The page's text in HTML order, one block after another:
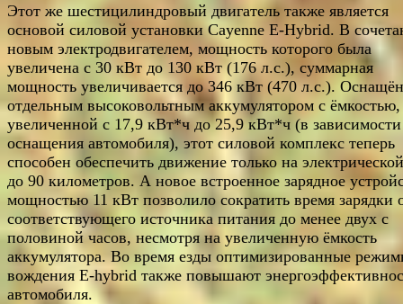
Этот же шестицилиндровый двигатель также является
основой силовой установки Cayenne E-Hybrid. В
новым электродвигателем, мощность которого была
увеличена с 30 кВт до 130 кВт (176 л.с.), суммарная
мощность увеличивается до 346 кВт (470 л.с.).
отдельным высоковольтным аккумулятором с ёмкостью,
увеличенной с 17,9 кВт*ч до 25,9 кВт*ч (в
оснащения автомобиля), этот силовой комплекс теперь
способен обеспечить движение только на
до 90 километров. А новое встроенное зарядное
мощностью 11 кВт позволило сократить время зарядки
соответствующего источника питания до менее двух с
половиной часов, несмотря на увеличенную ёмкость
аккумулятора. Во время езды оптимизированные
вождения E-hybrid также повышают
автомобиля.